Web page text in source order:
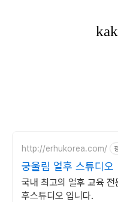
http://erhukorea.com/
궁울림 얼후 스튜디오
국내 최고의 얼후 교육 전
후스튜디오 입니다.